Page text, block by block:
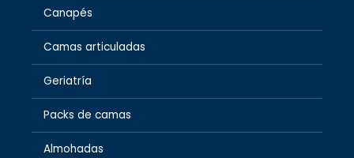
Canapés
Camas articuladas
Geriatría
Packs de camas
Almohadas